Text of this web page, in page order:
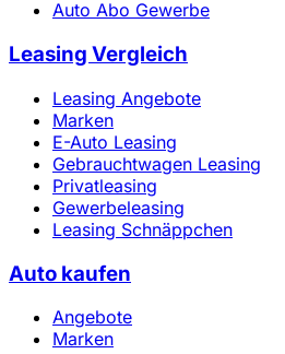
Auto Abo Gewerbe
Leasing Vergleich
Leasing Angebote
Marken
E-Auto Leasing
Gebrauchtwagen Leasing
Privatleasing
Gewerbeleasing
Leasing Schnäppchen
Auto kaufen
Angebote
Marken